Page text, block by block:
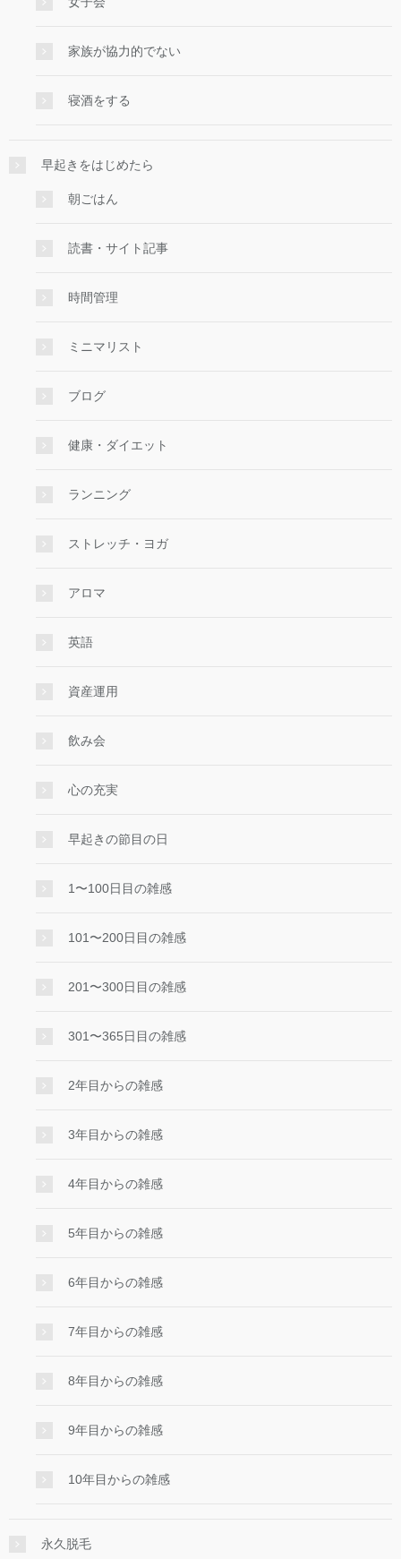
家族が協力的でない
寝酒をする
早起きをはじめたら
朝ごはん
読書・サイト記事
時間管理
ミニマリスト
ブログ
健康・ダイエット
ランニング
ストレッチ・ヨガ
アロマ
英語
資産運用
飲み会
心の充実
早起きの節目の日
1〜100日目の雑感
101〜200日目の雑感
201〜300日目の雑感
301〜365日目の雑感
2年目からの雑感
3年目からの雑感
4年目からの雑感
5年目からの雑感
6年目からの雑感
7年目からの雑感
8年目からの雑感
9年目からの雑感
10年目からの雑感
永久脱毛